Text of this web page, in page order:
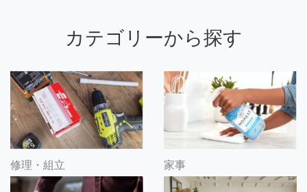
カテゴリーから探す
修理・組立 家事